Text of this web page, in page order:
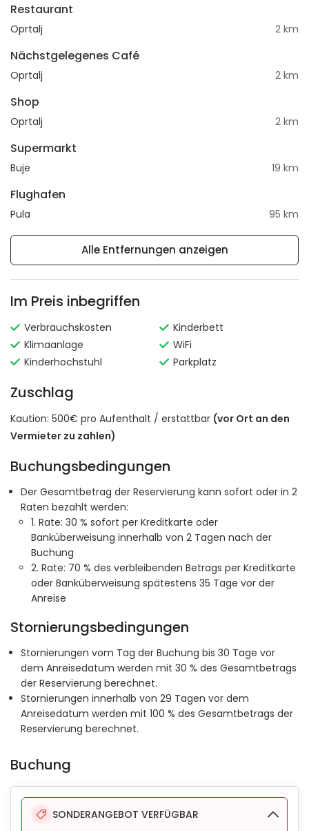
Restaurant
Oprtalj 2 km
Nächstgelegenes Café
Oprtalj 2 km
Shop
Oprtalj 2 km
Supermarkt
Buje 19 km
Flughafen
Pula 95 km
Alle Entfernungen anzeigen
Im Preis inbegriffen
Verbrauchskosten
Klimaanlage
Kinderhochstuhl
Kinderbett
WiFi
Parkplatz
Zuschlag
Kaution: 500€ pro Aufenthalt / erstattbar (vor Ort an den
Vermieter zu zahlen)
Buchungsbedingungen
Der Gesamtbetrag der Reservierung kann sofort oder in 2
Raten bezahlt werden:
1. Rate: 30 % sofort per Kreditkarte oder
Banküberweisung innerhalb von 2 Tagen nach der
Buchung
2. Rate: 70 % des verbleibenden Betrags per Kreditkarte
oder Banküberweisung spätestens 35 Tage vor der
Anreise
Stornierungsbedingungen
Stornierungen vom Tag der Buchung bis 30 Tage vor
dem Anreisedatum werden mit 30 % des Gesamtbetrags
der Reservierung berechnet.
Stornierungen innerhalb von 29 Tagen vor dem
Anreisedatum werden mit 100 % des Gesamtbetrags der
Reservierung berechnet.
Buchung
SONDERANGEBOT VERFÜGBAR